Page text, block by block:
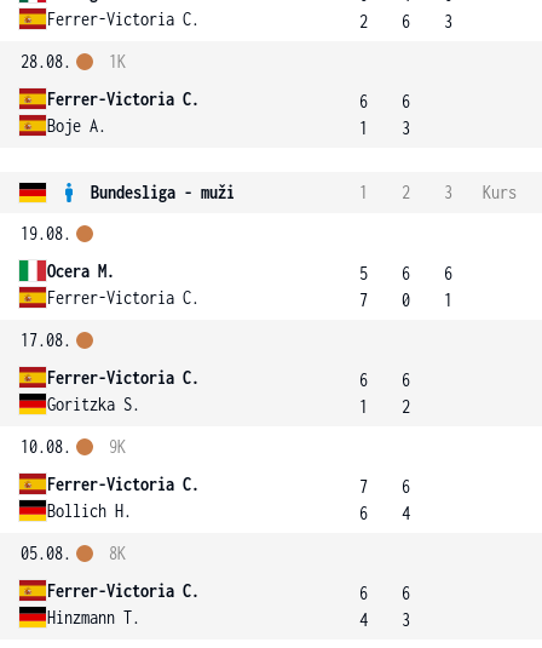
Ferrer-Victoria C.
2
6
3
28.08.
Ferrer-Victoria C.
Boje A.
1K
6
1
6
3
Bundesliga - muži 1 2 3
Kurs
19.08.
Ocera M.
Ferrer-Victoria C.
5
7
6
0
6
1
17.08.
Ferrer-Victoria C.
Goritzka S.
6
1
6
2
10.08.
Ferrer-Victoria C.
Bollich H.
9K
7
6
6
4
05.08.
Ferrer-Victoria C.
Hinzmann T.
8K
6
4
6
3